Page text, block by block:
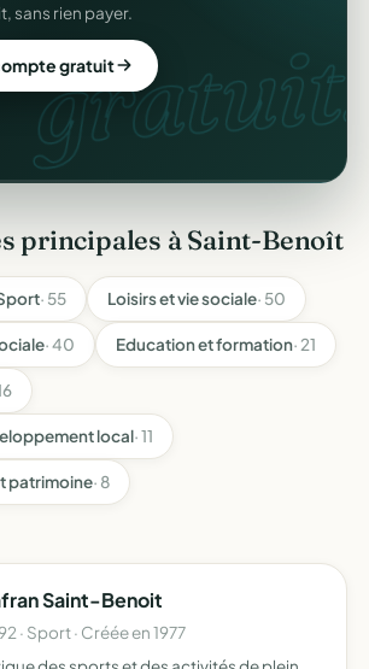
gratuit.
sans rien payer.
gratuit
principales à Saint-Benoît
· 55 Loisirs et vie sociale· 50
· 40 Education et formation· 21
local· 11
patrimoine· 8
Saint-Benoit
· Sport · Créée en 1977